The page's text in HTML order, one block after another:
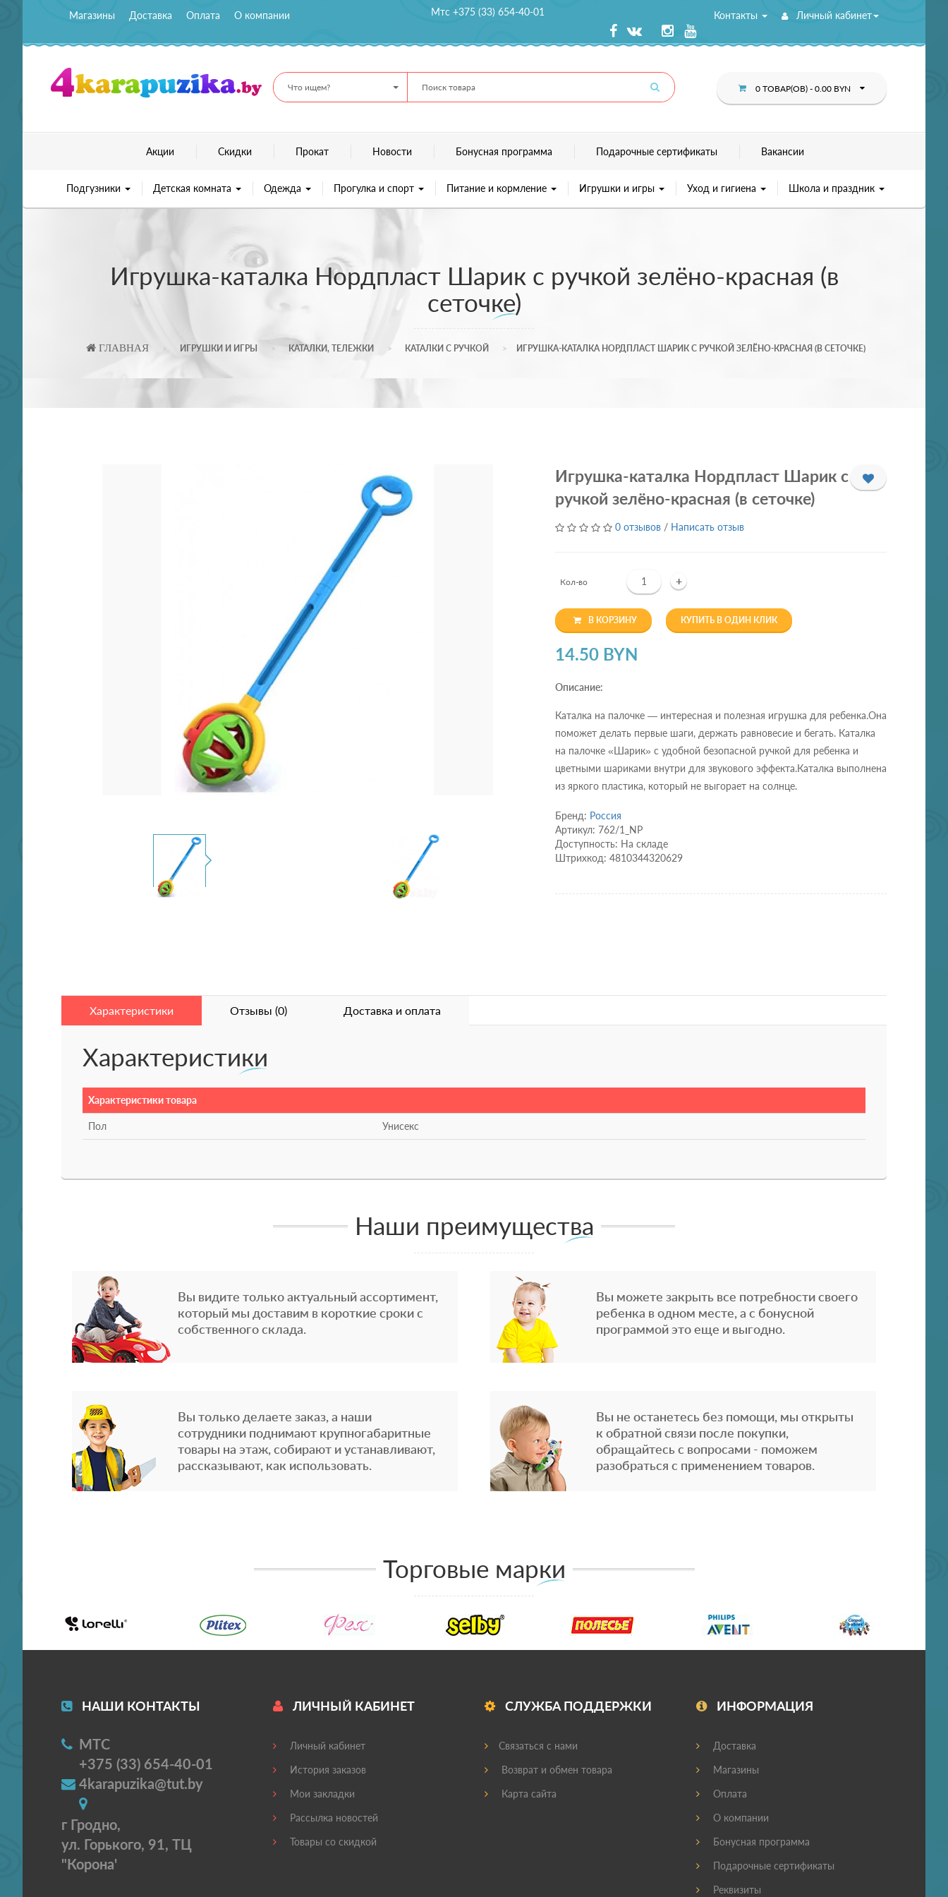
Магазины Доставка Оплата О компании Мтс +375 (33) 654-40-01 Контакты Личный кабинет
Что ищем? 0 ТОВАР(ОВ) - 0.00 BYN
Акции Скидки Прокат Новости Бонусная программа Подарочные сертификаты Вакансии
Подгузники Детская комната Одежда Прогулка и спорт Питание и кормление Игрушки и игры Уход и гигиена Школа и праздник
Игрушка-каталка Нордпласт Шарик с ручкой зелёно-красная (в
сеточке)
ГЛАВНАЯ ИГРУШКИ И ИГРЫ КАТАЛКИ, ТЕЛЕЖКИ КАТАЛКИ С РУЧКОЙ ИГРУШКА-КАТАЛКА НОРДПЛАСТ ШАРИК С РУЧКОЙ ЗЕЛЁНО-КРАСНАЯ (В СЕТОЧКЕ)
Игрушка-каталка Нордпласт Шарик с
ручкой зелёно-красная (в сеточке)
0 отзывов / Написать отзыв
Кол-во +
В КОРЗИНУ КУПИТЬ В ОДИН КЛИК
14.50 BYN
Описание:
Каталка на палочке — интересная и полезная игрушка для ребенка.Она
поможет делать первые шаги, держать равновесие и бегать. Каталка
на палочке «Шарик» с удобной безопасной ручкой для ребенка и
цветными шариками внутри для звукового эффекта.Каталка выполнена
из яркого пластика, который не выгорает на солнце.
Бренд: Россия
Артикул: 762/1_NP
Доступность: На складе
Штрихкод: 4810344320629
Характеристики Отзывы (0) Доставка и оплата
Характеристики
Характеристики товара
Пол Унисекс
Наши преимущества
Вы видите только актуальный ассортимент,
который мы доставим в короткие сроки с
собственного склада.
Вы можете закрыть все потребности своего
ребенка в одном месте, а с бонусной
программой это еще и выгодно.
Вы только делаете заказ, а наши
сотрудники поднимают крупногабаритные
товары на этаж, собирают и устанавливают,
рассказывают, как использовать.
Вы не останетесь без помощи, мы открыты
к обратной связи после покупки,
обращайтесь с вопросами - поможем
разобраться с применением товаров.
Торговые марки
НАШИ КОНТАКТЫ
МТС
+375 (33) 654-40-01
4karapuzika@tut.by
г Гродно,
ул. Горького, 91, ТЦ
"Корона'
ЛИЧНЫЙ КАБИНЕТ
Личный кабинет
История заказов
Мои закладки
Рассылка новостей
Товары со скидкой
СЛУЖБА ПОДДЕРЖКИ
Связаться с нами
Возврат и обмен товара
Карта сайта
ИНФОРМАЦИЯ
Доставка
Магазины
Оплата
О компании
Бонусная программа
Подарочные сертификаты
Реквизиты